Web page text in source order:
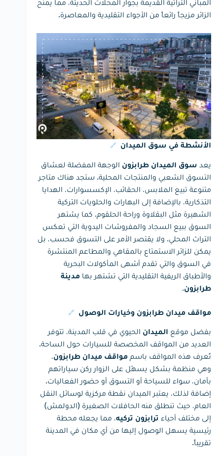
الزائر مزيجاً رائعاً من الأجواء التقليدية والمعاصرة.
الأنشطة في سوق الميدان 🔗
يعد سوق الميدان طرابزون الوجهة المفضلة لعشاق
التسوق الشعبي والمنتجات المحلية. ستجد هناك متاجر
متنوعة تبيع الملابس، الحقائب، الإكسسوارات، الهدايا
التذكارية، بالإضافة إلى البهارات والحلويات التركية
الشهيرة مثل البقلاوة وراحة الحلقوم. كما يشتهر
السوق ببيع السجاد والمفروشات اليدوية التي تعكس
التراث المحلي. ولا يقتصر الأمر على التسوق فحسب، بل
يمكن للزائر الاستمتاع بالمقاهي والمطاعم المنتشرة
في السوق والتي تقدم أشهى المأكولات البحرية
والأطباق الريفية التقليدية التي تشتهر بها مدينة
طرابزون.
مواقف ميدان طرابزون وخيارات الوصول 🔗
بفضل موقع الميدان الحيوي في قلب المدينة، تتوفر
العديد من المواقف المخصصة للسيارات حول الساحة.
تُعرف هذه المواقف باسم مواقف ميدان طرابزون،
وهي منظمة بشكل يسهّل على الزوار ركن سياراتهم
بأمان، سواء للسياحة أو التسوق أو حضور الفعاليات.
إضافة لذلك، يعتبر الميدان نقطة مركزية لوسائل النقل
العام، حيث تنطلق منه الحافلات الصغيرة (الدولمش)
إلى مختلف أحياء ترابزون تركيه، مما يجعله محطة
رئيسية يسهل الوصول إليها من أي مكان في المدينة
تقريباً.